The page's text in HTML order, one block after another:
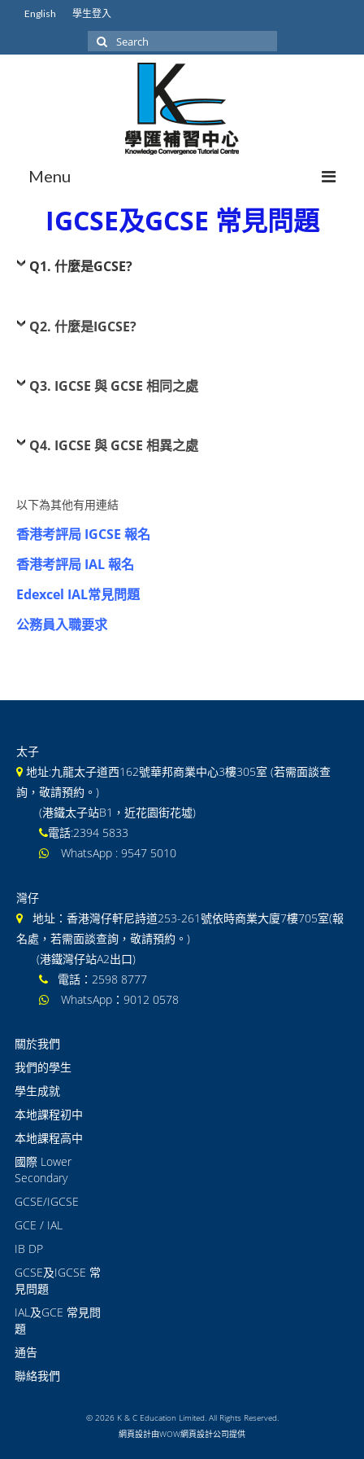
English 學生登入
Search
for:
Menu
關於我們
本地課程初中
國際 Lower Secondary
GCE / IAL
IAL及GCE 常見問題
通告
聯絡我們
IGCSE及GCSE 常見問題
Q1. 什麼是GCSE?
Q2. 什麼是IGCSE?
Q3. IGCSE 與 GCSE 相同之處
Q4. IGCSE 與 GCSE 相異之處
以下為其他有用連結
香港考評局 IGCSE 報名
香港考評局 IAL 報名
Edexcel IAL常見問題
公務員入職要求
太子
地址:九龍太子道西162號華邦商業中心3樓305室 (若需面談查
詢，敬請預約。)
(港鐵太子站B1，近花園街花墟)
電話:2394 5833
WhatsApp : 9547 5010
灣仔
地址：香港灣仔軒尼詩道253-261號依時商業大廈7樓705室(報
名處，若需面談查詢，敬請預約。)
(港鐵灣仔站A2出口)
電話：2598 8777
WhatsApp：9012 0578
關於我們
我們的學生
學生成就
本地課程初中
本地課程高中
國際 Lower
Secondary
GCSE/IGCSE
GCE / IAL
IB DP
GCSE及IGCSE 常
見問題
IAL及GCE 常見問
題
通告
聯絡我們
© 2026 K & C Education Limited. All Rights Reserved.
網頁設計由WOW網頁設計公司提供